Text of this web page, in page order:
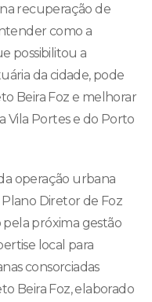
recuperação de
como a
possibilitou a
da cidade, pode
Beira Foz e melhorar
Vila Portes e do Porto
operação urbana
Diretor de Foz
próxima gestão
local para
consorciadas
Beira Foz, elaborado